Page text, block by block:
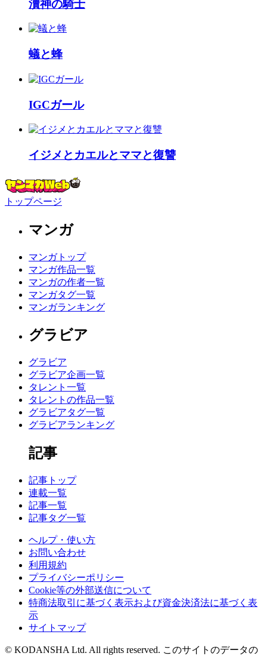
瀆神の騎士
蟻と蜂
IGCガール
イジメとカエルとママと復讐
トップページ
マンガ
マンガトップ
マンガ作品一覧
マンガの作者一覧
マンガタグ一覧
マンガランキング
グラビア
グラビア
グラビア企画一覧
タレント一覧
タレントの作品一覧
グラビアタグ一覧
グラビアランキング
記事
記事トップ
連載一覧
記事一覧
記事タグ一覧
ヘルプ・使い方
お問い合わせ
利用規約
プライバシーポリシー
Cookie等の外部送信について
特商法取引に基づく表示および資金決済法に基づく表
示
サイトマップ
© KODANSHA Ltd. All rights reserved. このサイトのデータの